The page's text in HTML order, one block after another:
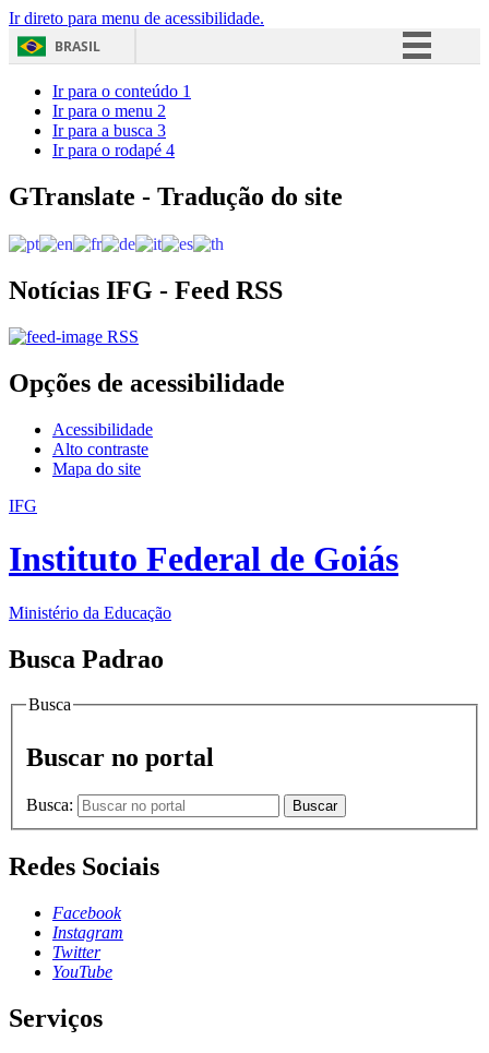
Ir direto para menu de acessibilidade.
BRASIL
Acesso à informação
Ir para o conteúdo 1
Ir para o menu 2
Ir para a busca 3
Ir para o rodapé 4
GTranslate - Tradução do site
Notícias IFG - Feed RSS
RSS
Opções de acessibilidade
Acessibilidade
Alto contraste
Mapa do site
IFG
Instituto Federal de Goiás
Ministério da Educação
Busca Padrao
Busca
Buscar no portal
Busca: Buscar
Redes Sociais
Facebook
Instagram
Twitter
YouTube
Serviços